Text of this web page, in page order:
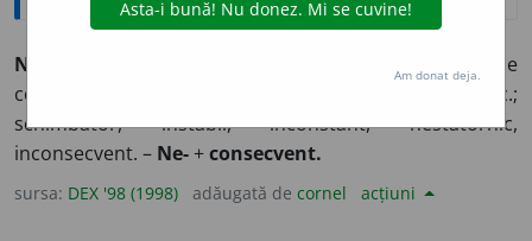
NECONSECV
Lipsit de
consecvență, care își schimbă ideile, concepțiile etc.;
schimbător, instabil, inconstant, nestatornic,
inconsecvent. – Ne-+consecvent.
sursa: DEX '98 (1998) adăugată de cornel acțiuni
Am donat deja.